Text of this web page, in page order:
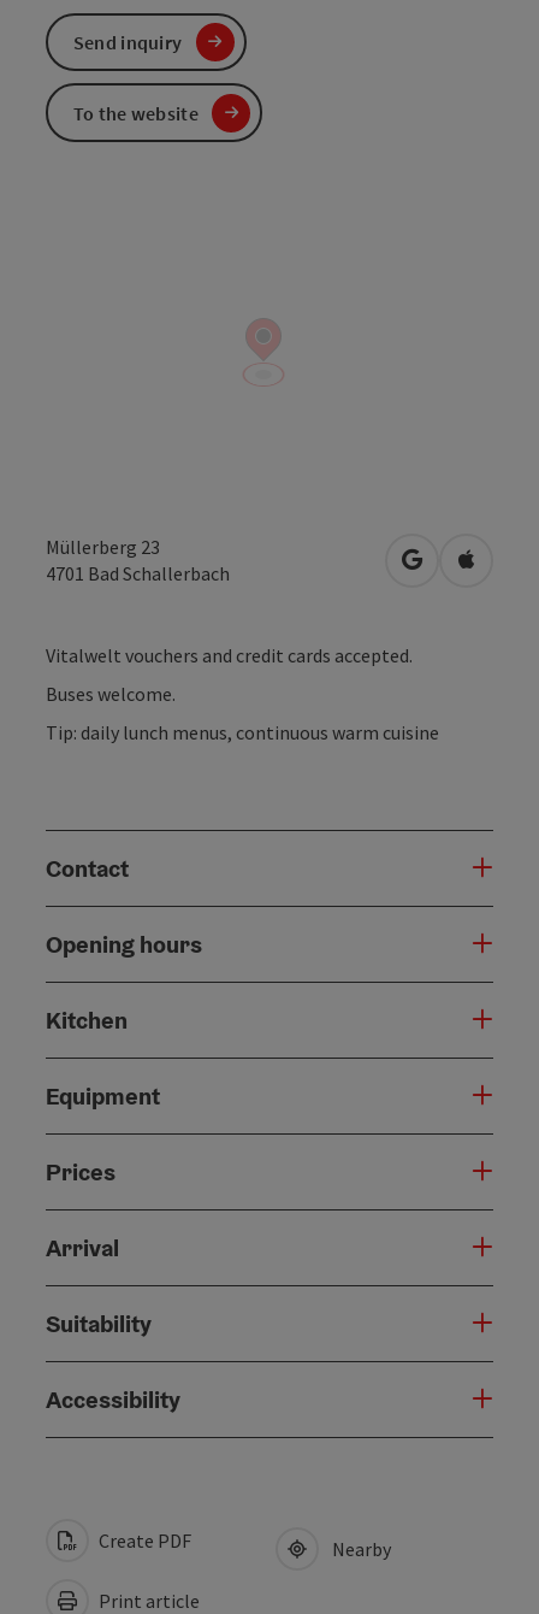
Müllerberg 23
4701 Bad Schallerbach open inOpen in
Vitalwelt vouchers and credit cards accepted.
Buses welcome.
Tip: daily lunch menus, continuous warm cuisine
Contact
Opening hours
Kitchen
Equipment
Prices
Arrival
Suitability
Accessibility
Send inquiry
To the website
Create PDF
Print article
Nearby